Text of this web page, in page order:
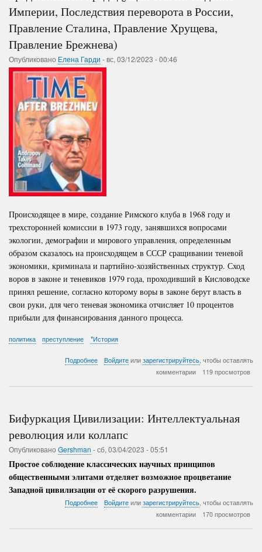
Империи, Последствия переворота в России,
Правление Сталина, Правление Хрущева,
Правление Брежнева)
Опубликовано Елена Гарди -вс, 03/12/2023 - 00:46
Происходящее в мире, создание Римского клуба в 1968 году и
трехсторонней комиссии в 1973 году, занявшихся вопросами
экологии, демографии и мирового управления, определенным
образом сказалось на происходящем в СССР сращивании теневой
экономики, криминала и партийно-хозяйственных структур. Сход
воров в законе и теневиков 1979 года, проходивший в Кисловодске
принял решение, согласно которому воры в законе берут власть в
свои руки, для чего теневая экономика отчисляет 10 процентов
прибыли для финансирования данного процесса.
политика преступление *История
Подробнее
(Данная
продолжением
статей:
Падение
Последствия
переворота
в
России,
Правление
Правление
Войдите или зарегистрируйтесь, чтобы оставлять
комментарии
119 просмотров
Бифуркация Цивилизации: Интеллектуальная
революция или коллапс
Опубликовано Gershman -сб, 03/04/2023 - 05:51
Простое соблюдение классических научных принципов
общественными элитами отделяет возможное процветание
Западной цивилизации от её скорого разрушения.
Подробнее
Интеллектуальная
Войдите или зарегистрируйтесь, чтобы оставлять
комментарии
170 просмотров